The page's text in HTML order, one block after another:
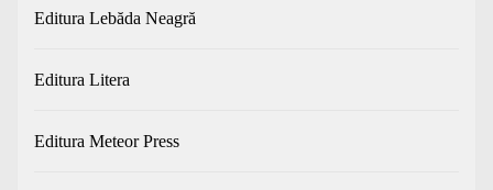
Editura Lebăda Neagră
Editura Litera
Editura Meteor Press